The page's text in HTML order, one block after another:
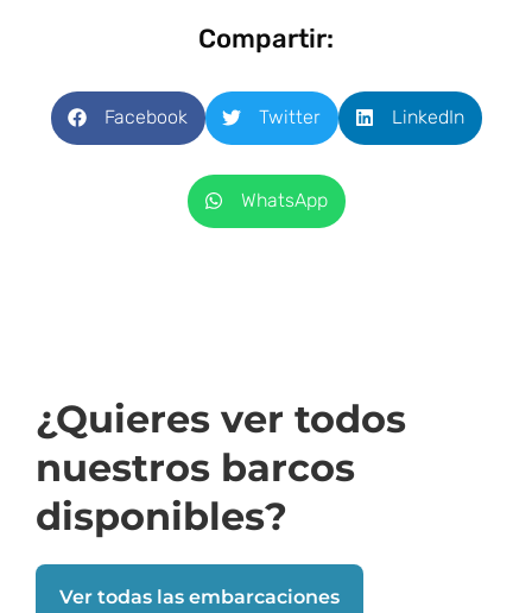
Compartir:
Facebook Twitter LinkedIn
WhatsApp
¿Quieres ver todos
nuestros barcos
disponibles?
Ver todas las embarcaciones